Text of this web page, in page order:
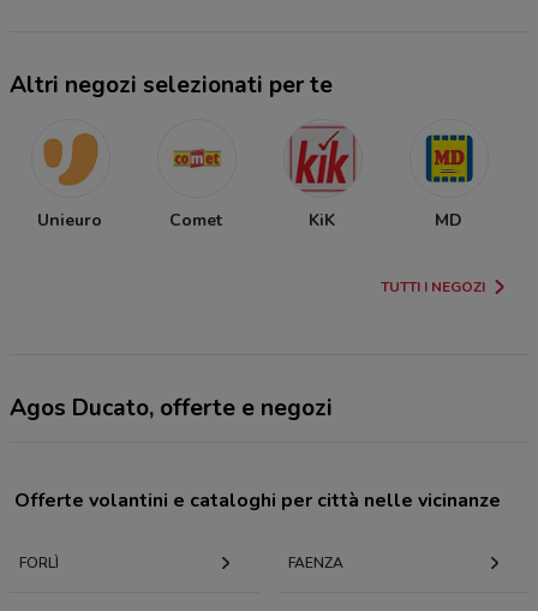
Altri negozi selezionati per te
Unieuro Comet KiK
MD
TUTTI I NEGOZI
Agos Ducato, offerte e negozi
Offerte volantini e cataloghi per città nelle vicinanze
FORLÌ FAENZA